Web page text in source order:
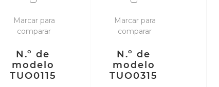
Marcar para
comparar
N.º de
modelo
TUO0115
Marcar para
comparar
N.º de
modelo
TUO0315